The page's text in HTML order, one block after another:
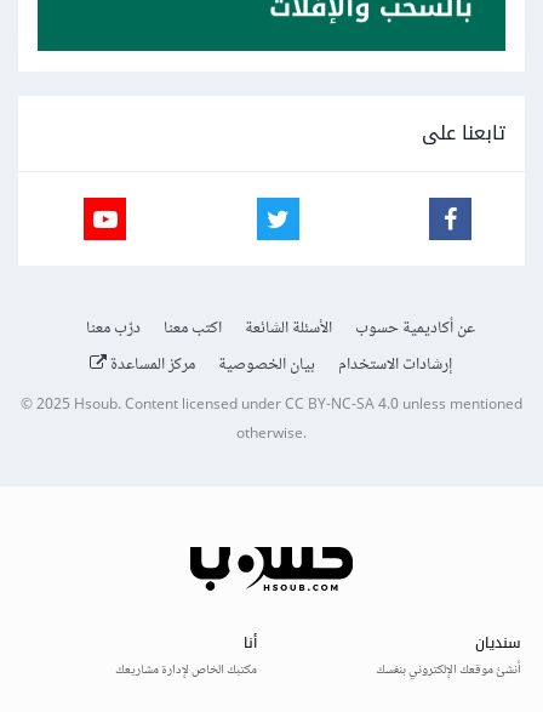
تابعنا على
عن أكاديمية حسوب الأسئلة الشائعة اكتب معنا
درّب معنا
إرشادات الاستخدام
بيان الخصوصية مركز المساعدة
© 2025Hsoub.Content licensed underCC BY-NC-SA 4.0unless mentioned
otherwise.